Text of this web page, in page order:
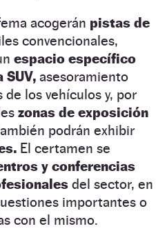
acogerán pistas de
convencionales,
espacio específico
asesoramiento
los vehículos y, por
zonas de exposición
podrán exhibir
El certamen se
y conferencias
del sector, en
importantes o
con el mismo.